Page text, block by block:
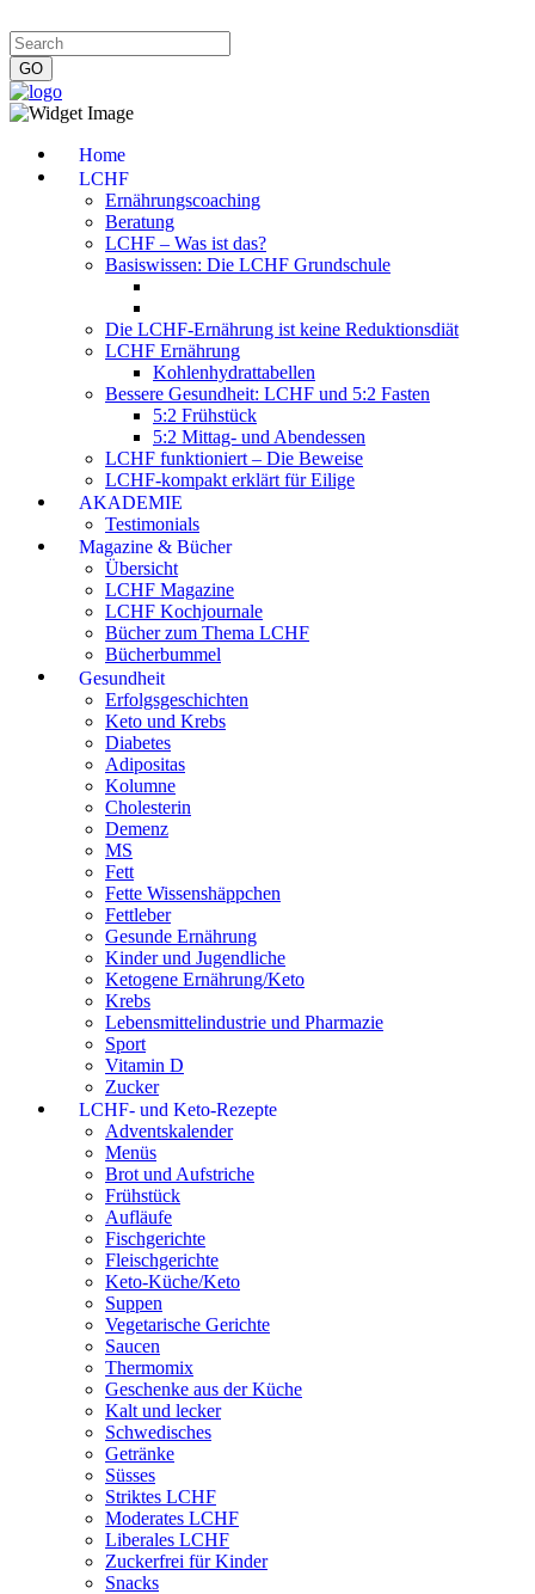
Home
LCHF
Ernährungscoaching
Beratung
LCHF – Was ist das?
Basiswissen: Die LCHF Grundschule
Die LCHF-Ernährung ist keine Reduktionsdiät
LCHF Ernährung
Kohlenhydrattabellen
Bessere Gesundheit: LCHF und 5:2 Fasten
5:2 Frühstück
5:2 Mittag- und Abendessen
LCHF funktioniert – Die Beweise
LCHF-kompakt erklärt für Eilige
AKADEMIE
Testimonials
Magazine & Bücher
Übersicht
LCHF Magazine
LCHF Kochjournale
Bücher zum Thema LCHF
Bücherbummel
Gesundheit
Erfolgsgeschichten
Keto und Krebs
Diabetes
Adipositas
Kolumne
Cholesterin
Demenz
MS
Fett
Fette Wissenshäppchen
Fettleber
Gesunde Ernährung
Kinder und Jugendliche
Ketogene Ernährung/Keto
Krebs
Lebensmittelindustrie und Pharmazie
Sport
Vitamin D
Zucker
LCHF- und Keto-Rezepte
Adventskalender
Menüs
Brot und Aufstriche
Frühstück
Aufläufe
Fischgerichte
Fleischgerichte
Keto-Küche/Keto
Suppen
Vegetarische Gerichte
Saucen
Thermomix
Geschenke aus der Küche
Kalt und lecker
Schwedisches
Getränke
Süsses
Striktes LCHF
Moderates LCHF
Liberales LCHF
Zuckerfrei für Kinder
Snacks